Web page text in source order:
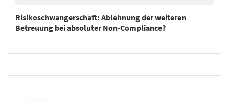
Risikoschwangerschaft: Ablehnung der weiteren
Betreuung bei absoluter Non-Compliance?